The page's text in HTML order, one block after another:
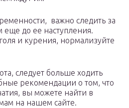
важно следить за
до ее наступления.
и курения, нормализуйте
следует больше ходить
рекомендации о том, что
вы можете найти в
на нашем сайте.